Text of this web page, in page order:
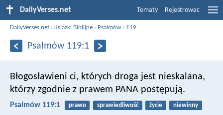
DailyVerses.net Tematy Rejestrowac
DailyVerses.net ›Ksiazki Biblijne › Psalmów › 119
Psalmów 119:1
Błogosławieni ci, których droga jest nieskalana,
którzy zgodnie z prawem PANA postępują.
Psalmów 119:1 prawo sprawiedliwość życie niewinny